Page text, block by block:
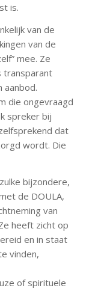
is.
van de
van de
mee. Ze
transparant
aanbod.
die ongevraagd
spreker bij
dat
wordt. Die
bijzondere,
de DOULA,
van
heeft zicht op
en in staat
vinden,
of spirituele